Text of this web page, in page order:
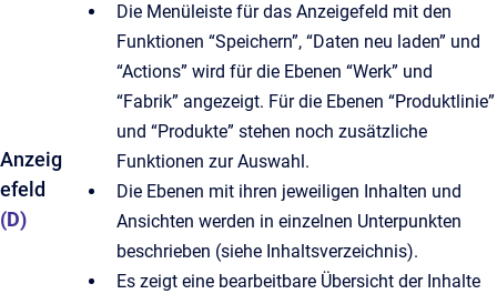
Anzeig
efeld
(D)
Die Menüleiste für das Anzeigefeld mit den
Funktionen “Speichern”, “Daten neu laden” und
“Actions” wird für die Ebenen “Werk” und
“Fabrik” angezeigt. Für die Ebenen “Produktlinie”
und “Produkte” stehen noch zusätzliche
Funktionen zur Auswahl.
Die Ebenen mit ihren jeweiligen Inhalten und
Ansichten werden in einzelnen Unterpunkten
beschrieben (siehe Inhaltsverzeichnis).
Es zeigt eine bearbeitbare Übersicht der Inhalte